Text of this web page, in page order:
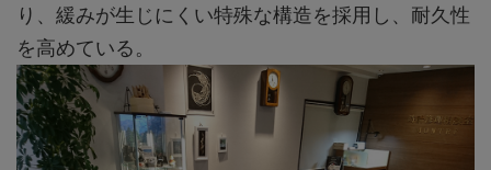
り、緩みが生じにくい特殊な構造を採用し、耐久性
を高めている。